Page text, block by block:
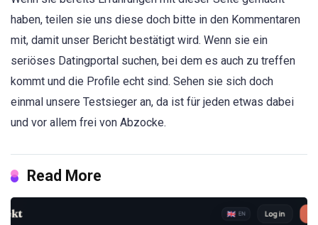
haben, teilen sie uns diese doch bitte in den Kommentaren
mit, damit unser Bericht bestätigt wird. Wenn sie ein
seriöses Datingportal suchen, bei dem es auch zu treffen
kommt und die Profile echt sind. Sehen sie sich doch
einmal unsere Testsieger an, da ist für jeden etwas dabei
und vor allem frei von Abzocke.
Read More